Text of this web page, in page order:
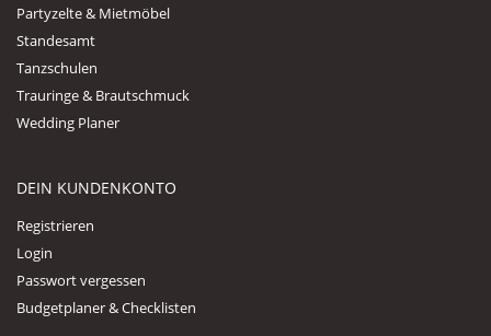
Partyzelte & Mietmöbel
Standesamt
Tanzschulen
Trauringe & Brautschmuck
Wedding Planer
DEIN KUNDENKONTO
Registrieren
Login
Passwort vergessen
Budgetplaner & Checklisten